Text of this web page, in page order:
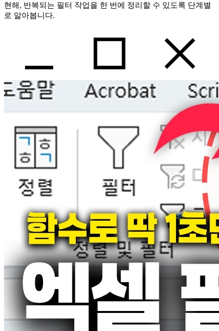
현해, 반복되는 필터 작업을 한 번에 정리할 수 있도록 단계별
로 알아봅니다.